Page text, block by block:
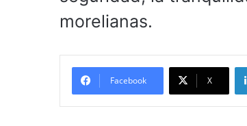
morelianas.
Facebook X